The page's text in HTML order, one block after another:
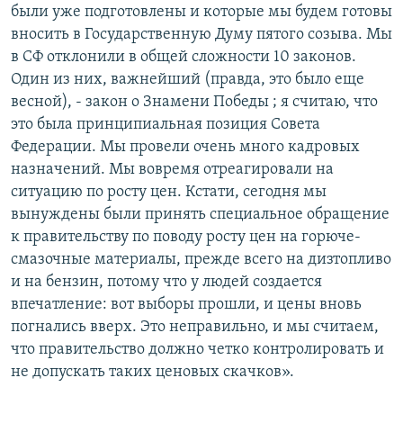
были уже подготовлены и которые мы будем готовы
вносить в Государственную Думу пятого созыва. Мы
в СФ отклонили в общей сложности 10 законов.
Один из них, важнейший (правда, это было еще
весной), - закон о Знамени Победы ; я считаю, что
это была принципиальная позиция Совета
Федерации. Мы провели очень много кадровых
назначений. Мы вовремя отреагировали на
ситуацию по росту цен. Кстати, сегодня мы
вынуждены были принять специальное обращение
к правительству по поводу росту цен на горюче-
смазочные материалы, прежде всего на дизтопливо
и на бензин, потому что у людей создается
впечатление: вот выборы прошли, и цены вновь
погнались вверх. Это неправильно, и мы считаем,
что правительство должно четко контролировать и
не допускать таких ценовых скачков».